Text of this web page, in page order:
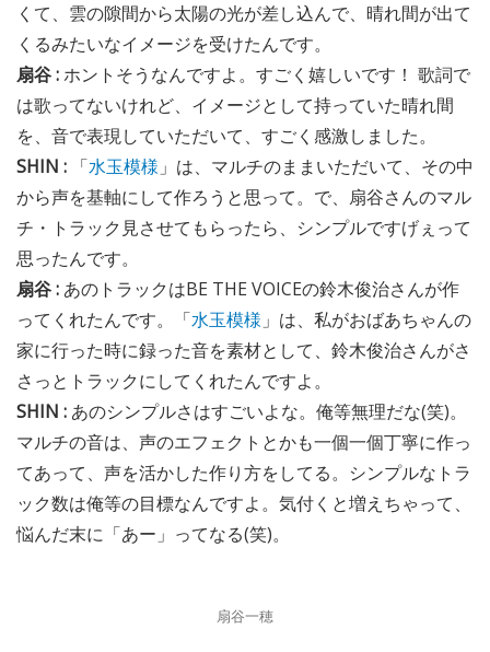
くて、雲の隙間から太陽の光が差し込んで、晴れ間が出て
くるみたいなイメージを受けたんです。
扇谷 :ホントそうなんですよ。すごく嬉しいです！ 歌詞で
は歌ってないけれど、イメージとして持っていた晴れ間
を、音で表現していただいて、すごく感激しました。
SHIN : 「水玉模様 」は、マルチのままいただいて、その中
から声を基軸にして作ろうと思って。で、扇谷さんのマル
チ・トラック見させてもらったら、シンプルですげぇって
思ったんです。
扇谷 : あのトラックはBE THE VOICEの鈴木俊治さんが作
ってくれたんです。「水玉模様 」は、私がおばあちゃんの
家に行った時に録った音を素材として、鈴木俊治さんがさ
さっとトラックにしてくれたんですよ。
SHIN : あのシンプルさはすごいよな。俺等無理だな(笑)。
マルチの音は、声のエフェクトとかも一個一個丁寧に作っ
てあって、声を活かした作り方をしてる。シンプルなトラ
ック数は俺等の目標なんですよ。気付くと増えちゃって、
悩んだ末に「あー」ってなる(笑)。
扇谷一穂